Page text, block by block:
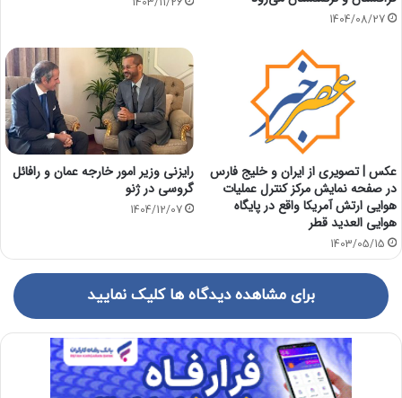
1404/08/27
1403/11/26
عکس | تصویری از ایران و خلیج فارس
در صفحه نمایش مرکز کنترل عملیات
هوایی ارتش آمریکا واقع در پایگاه
هوایی العدید قطر
1403/05/15
رایزنی وزیر امور خارجه عمان و رافائل
گروسی در ژنو
1404/12/07
برای مشاهده دیدگاه ها کلیک نمایید